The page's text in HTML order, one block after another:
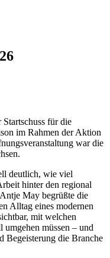
für die
im Rahmen der Aktion
war die
deutlich, wie viel
hinter den regional
May begrüßte die
Alltag eines modernen
mit welchen
müssen – und
Begeisterung die Branche